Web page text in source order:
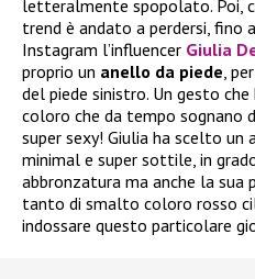
letteralmente spopolato. Poi,
trend è andato a perdersi, fino
Instagram l’influencer Giulia
proprio un anello da piede,
del piede sinistro. Un gesto
coloro che da tempo sognano
super sexy! Giulia ha scelto
minimal e super sottile, in
abbronzatura ma anche la sua
tanto di smalto coloro rosso
indossare questo particolare